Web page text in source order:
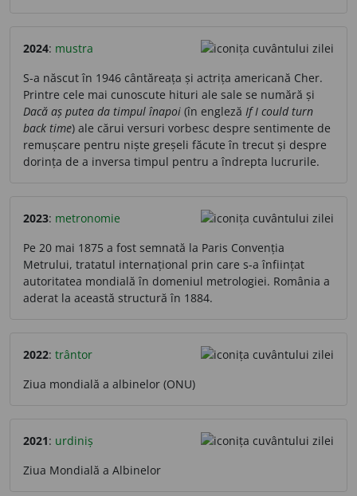
2024: mustra
S-a născut în 1946 cântăreața și actrița americană Cher.
Printre cele mai cunoscute hituri ale sale se numără și
Dacă aș putea da timpul înapoi (în engleză If I could turn
back time) ale cărui versuri vorbesc despre sentimente de
remușcare pentru niște greșeli făcute în trecut și despre
dorința de a inversa timpul pentru a îndrepta lucrurile.
2023: metronomie
Pe 20 mai 1875 a fost semnată la Paris Convenția
Metrului, tratatul internațional prin care s-a înființat
autoritatea mondială în domeniul metrologiei. România a
aderat la această structură în 1884.
2022: trântor
Ziua mondială a albinelor (ONU)
2021: urdiniș
Ziua Mondială a Albinelor